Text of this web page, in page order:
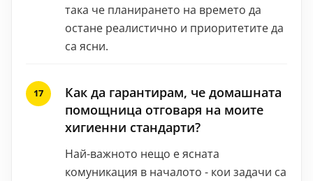
така че планирането на времето да
остане реалистично и приоритетите да
са ясни.
Как да гарантирам, че домашната
помощница отговаря на моите
хигиенни стандарти?
Най-важното нещо е ясната
комуникация в началото - кои задачи са